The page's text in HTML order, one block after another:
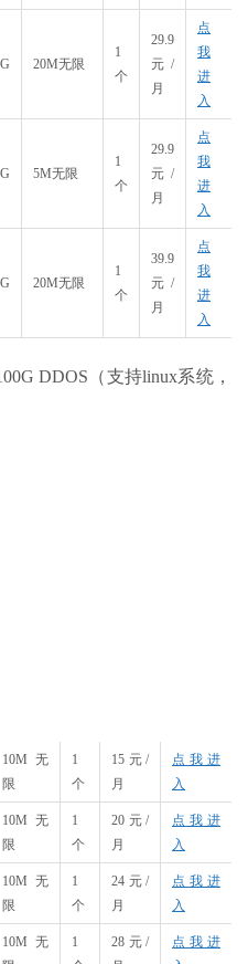
20M无限
1
个
29.9
元/
月
点
我
进
入
5M无限
1
个
29.9
元/
月
点
我
进
入
20M无限
1
个
39.9
元/
月
点
我
进
入
DDOS（支持linux系统，
10M无
限
1
个
15元/
月
点我进
入
10M无
限
1
个
20元/
月
点我进
入
10M无
限
1
个
24元/
月
点我进
入
10M无
1
28元/
点我进